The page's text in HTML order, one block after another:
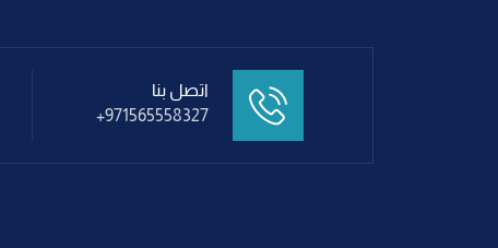
اتصل بنا
+971565558327